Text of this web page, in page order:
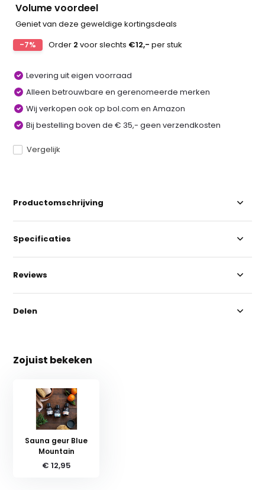
Volume voordeel
Geniet van deze geweldige kortingsdeals
-7%
Order 2 voor slechts €12,- per stuk
Levering uit eigen voorraad
Alleen betrouwbare en gerenomeerde merken
Wij verkopen ook op bol.com en Amazon
Bij bestelling boven de € 35,- geen verzendkosten
Vergelijk
Productomschrijving
Specificaties
Reviews
Delen
Zojuist bekeken
Sauna geur Blue
Mountain
€ 12,95